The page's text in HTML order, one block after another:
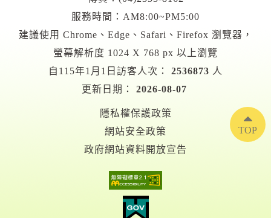
服務時間：AM8:00~PM5:00
建議使用 Chrome、Edge、Safari、Firefox 瀏覽器，
螢幕解析度 1024 X 768 px 以上瀏覽
自115年1月1日訪客人次：
2536873 人
更新日期：
2026-08-07
隱私權保護政策
網站安全政策
政府網站資料開放宣告
TOP